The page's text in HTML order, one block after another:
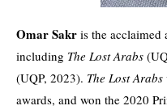
Omar Sakr is the acclaimed
including The Lost Arabs
(UQP, 2023). The Lost Arabs
awards, and won the 2020